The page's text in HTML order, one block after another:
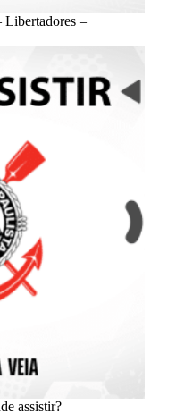
Libertadores –
assistir?